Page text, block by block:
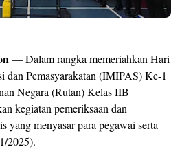
— Dalam rangka memeriahkan Hari
dan Pemasyarakatan (IMIPAS) Ke-1
Negara (Rutan) Kelas IIB
kegiatan pemeriksaan dan
yang menyasar para pegawai serta
2025).